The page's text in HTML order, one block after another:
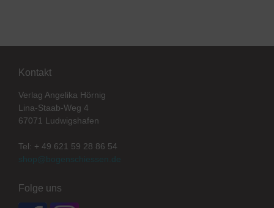
Kontakt
Verlag Angelika Hörnig
Lina-Staab-Weg 4
67071 Ludwigshafen
Tel: + 49 621 59 28 86 54
shop@bogenschiessen.de
Folge uns